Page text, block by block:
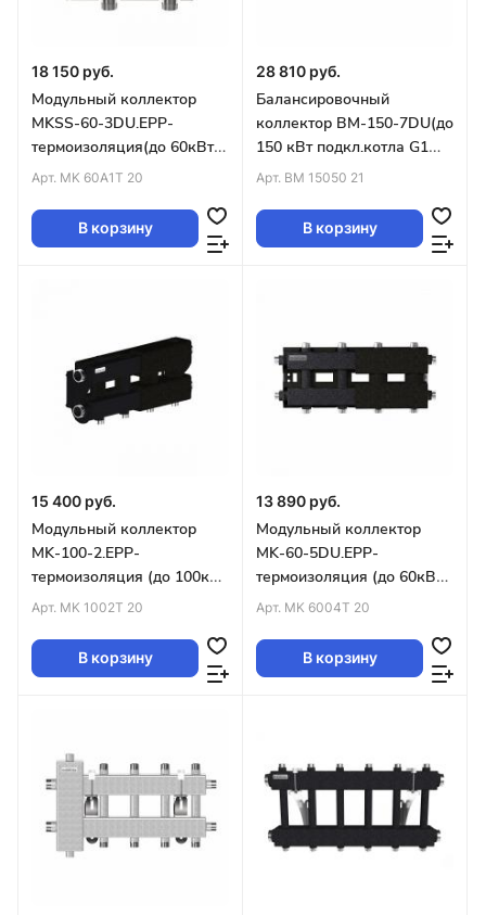
18 150 руб.
Модульный коллектор
MKSS-60-3DU.EPP-
термоизоляция(до 60кВт
магистраль G1″ 3 контура
Арт. MK 60A1T 20
В корзину
28 810 руб.
Балансировочный
коллектор BM-150-7DU(до
150 кВт подкл.котла G1½″
3+3 контура G1″,бок.конт
Арт. BM 15050 21
В корзину
15 400 руб.
Модульный коллектор
MK-100-2.EPP-
термоизоляция (до 100кВт
2 магистрали G1¼″ 2
Арт. MK 1002T 20
В корзину
13 890 руб.
Модульный коллектор
MK-60-5DU.EPP-
термоизоляция (до 60кВт
магистраль G1″ 2+2+1
Арт. MK 6004T 20
В корзину